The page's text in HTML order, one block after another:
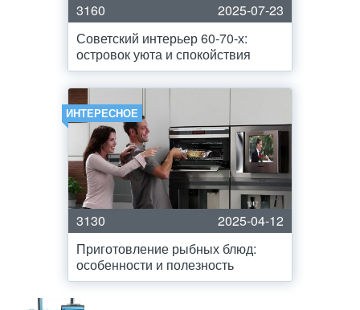
3160
2025-07-23
Советский интерьер 60-70-х:
островок уюта и спокойствия
ИНТЕРЕСНОЕ
3130
2025-04-12
Приготовление рыбных блюд:
особенности и полезность